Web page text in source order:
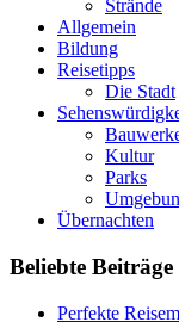
Strände
Allgemein
Bildung
Reisetipps
Die Stadt
Kultur
Parks
Übernachten
Beliebte Beiträge
Perfekte